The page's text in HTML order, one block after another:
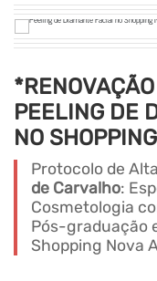
PEELING DE
NO
Protocolo de
de Carvalho:
Cosmetologia
Pós-graduação
Shopping Nova